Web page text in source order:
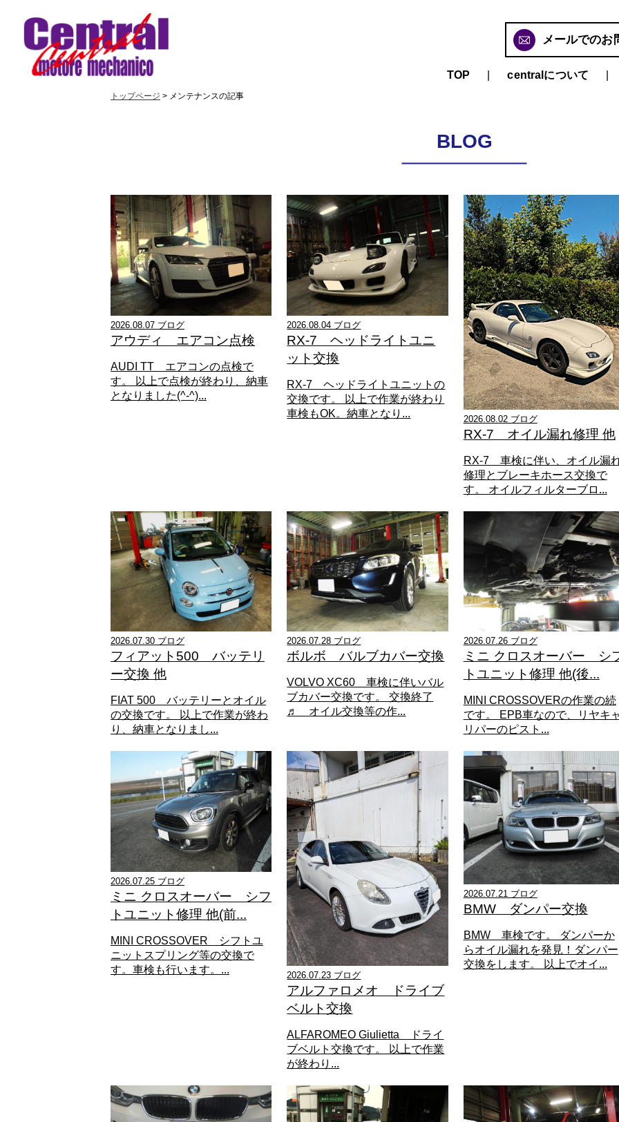
メールでのお
TOP centralについて
トップページ > メンテナンスの記事
BLOG
2026.08.07 ブログ
アウディ エアコン点検
AUDI TT エアコンの点検で
す。 以上で点検が終わり、納車
となりました(^-^)...
2026.08.04 ブログ
RX-7 ヘッドライトユニ
ット交換
RX-7 ヘッドライトユニットの
交換です。 以上で作業が終わり
車検もOK。納車となり...
2026.08.02 ブログ
RX-7 オイル漏れ修理 他
RX-7 車検に伴い、オイル漏
修理とブレーキホース交換で
す。 オイルフィルターブロ...
2026.07.30 ブログ
フィアット500 バッテリ
ー交換 他
FIAT 500 バッテリーとオイル
の交換です。 以上で作業が終わ
り、納車となりまし...
2026.07.28 ブログ
ボルボ バルブカバー交換
VOLVO XC60 車検に伴いバル
ブカバー交換です。 交換終了
♬ オイル交換等の作...
2026.07.26 ブログ
ミニ クロスオーバー シ
トユニット修理 他(後...
MINI CROSSOVERの作業の続
です。 EPB車なので、リヤキ
リパーのピスト...
2026.07.25 ブログ
ミニ クロスオーバー シフ
トユニット修理 他(前...
MINI CROSSOVER シフトユ
ニットスプリング等の交換で
す。車検も行います。...
2026.07.23 ブログ
アルファロメオ ドライブ
ベルト交換
ALFAROMEO Giulietta ドライ
ブベルト交換です。 以上で作業
が終わり...
2026.07.21 ブログ
BMW ダンパー交換
BMW 車検です。 ダンパーか
らオイル漏れを発見！ダンパー
交換をします。 以上でオイ...